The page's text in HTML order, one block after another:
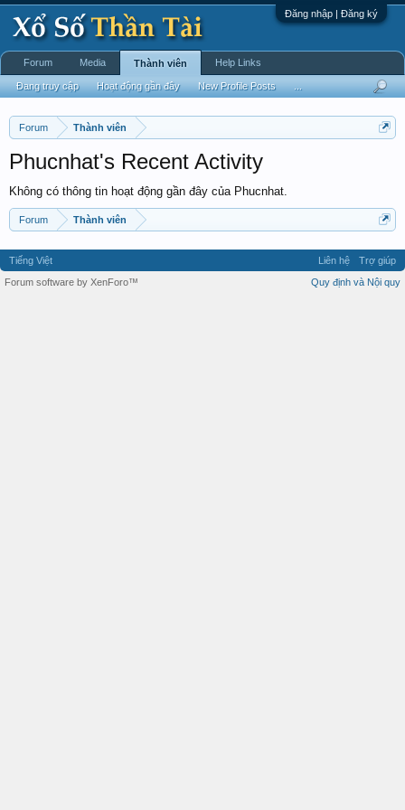
Đăng nhập | Đăng ký
Forum Thành viên
Phucnhat's Recent Activity
Không có thông tin hoạt động gần đây của Phucnhat.
Forum Thành viên
Forum Media Thành viên
Đang truy cập Hoạt động gần đây New Profile Posts
Help Links
Tiếng Việt Liên hệ
Trợ giúp
Quy định và Nội quy
Forum software by XenForo™